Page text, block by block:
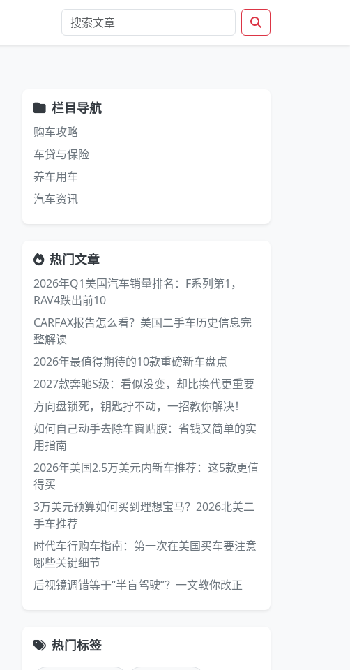
栏目导航
购车攻略
车贷与保险
养车用车
汽车资讯
热门文章
2026年Q1美国汽车销量排名：F系列第1，
RAV4跌出前10
CARFAX报告怎么看？美国二手车历史信息完
整解读
2026年最值得期待的10款重磅新车盘点
2027款奔驰S级：看似没变，却比换代更重要
方向盘锁死，钥匙拧不动，一招教你解决！
如何自己动手去除车窗贴膜：省钱又简单的实
用指南
2026年美国2.5万美元内新车推荐：这5款更值
得买
3万美元预算如何买到理想宝马？2026北美二
手车推荐
时代车行购车指南：第一次在美国买车要注意
哪些关键细节
后视镜调错等于“半盲驾驶”？一文教你改正
热门标签